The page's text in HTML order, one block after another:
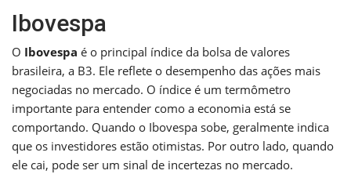
Ibovespa
O Ibovespa é o principal índice da bolsa de valores
brasileira, a B3. Ele reflete o desempenho das ações mais
negociadas no mercado. O índice é um termômetro
importante para entender como a economia está se
comportando. Quando o Ibovespa sobe, geralmente indica
que os investidores estão otimistas. Por outro lado, quando
ele cai, pode ser um sinal de incertezas no mercado.